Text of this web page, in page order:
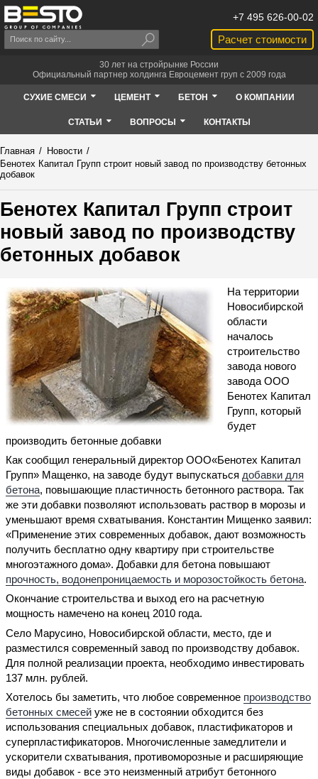
Расчет стоимости
+7 495 626-00-02
30 лет на стройрынке России
Официальный партнер холдинга Евроцемент груп с 2009 года
СУХИЕ СМЕСИ ЦЕМЕНТ БЕТОН О КОМПАНИИ
СТАТЬИ ВОПРОСЫ КОНТАКТЫ
Главная / Новости /
Бенотех Капитал Групп строит новый завод по производству бетонных
добавок
Бенотех Капитал Групп строит
новый завод по производству
бетонных добавок
На территории
Новосибирской
области
началось
строительство
завода нового
завода ООО
Бенотех Капитал
Групп, который
будет
производить бетонные добавки
Как сообщил генеральный директор ООО«Бенотех Капитал
Групп» Мащенко, на заводе будут выпускаться добавки для
бетона, повышающие пластичность бетонного раствора. Так
же эти добавки позволяют использовать раствор в морозы и
уменьшают время схватывания. Константин Мищенко заявил:
«Применение этих современных добавок, дают возможность
получить бесплатно одну квартиру при строительстве
многоэтажного дома». Добавки для бетона повышают
прочность, водонепроницаемость и морозостойкость бетона.
Окончание строительства и выход его на расчетную
мощность намечено на конец 2010 года.
Село Марусино, Новосибирской области, место, где и
разместился современный завод по производству добавок.
Для полной реализации проекта, необходимо инвестировать
137 млн. рублей.
Хотелось бы заметить, что любое современное производство
бетонных смесей уже не в состоянии обходится без
использования специальных добавок, пластификаторов и
суперпластификаторов. Многочисленные замедлители и
ускорители схватывания, противоморозные и расширяющие
виды добавок - все это неизменный атрибут бетонного